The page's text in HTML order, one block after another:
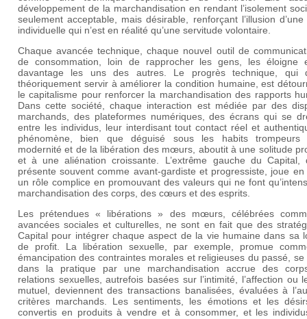
développement de la marchandisation en rendant l’isolement
seulement acceptable, mais désirable, renforçant l’illusion d’une
individuelle qui n’est en réalité qu’une servitude volontaire.
Chaque avancée technique, chaque nouvel outil de
de consommation, loin de rapprocher les gens, les éloigne
davantage les uns des autres. Le progrès technique, qui
théoriquement servir à améliorer la condition humaine, est
le capitalisme pour renforcer la marchandisation des rapports
Dans cette société, chaque interaction est médiée par des
marchands, des plateformes numériques, des écrans qui se
entre les individus, leur interdisant tout contact réel et
phénomène, bien que déguisé sous les habits
modernité et de la libération des mœurs, aboutit à une solitude
et à une aliénation croissante. L’extrême gauche du Capital,
présente souvent comme avant-gardiste et progressiste, joue en
un rôle complice en promouvant des valeurs qui ne font
marchandisation des corps, des cœurs et des esprits.
Les prétendues « libérations » des mœurs, célébrées
avancées sociales et culturelles, ne sont en fait que des
Capital pour intégrer chaque aspect de la vie humaine dans sa
de profit. La libération sexuelle, par exemple, promue
émancipation des contraintes morales et religieuses du passé, se
dans la pratique par une marchandisation accrue des
relations sexuelles, autrefois basées sur l’intimité, l’affection ou
mutuel, deviennent des transactions banalisées, évaluées à
critères marchands. Les sentiments, les émotions et les
convertis en produits à vendre et à consommer, et les